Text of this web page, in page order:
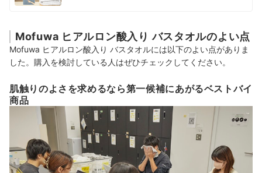
Mofuwa ヒアルロン酸入り バスタオルのよい点
Mofuwa ヒアルロン酸入り バスタオルには以下のよい点がありま
した。購入を検討している人はぜひチェックしてください。
肌触りのよさを求めるなら第一候補にあがるベストバイ
商品